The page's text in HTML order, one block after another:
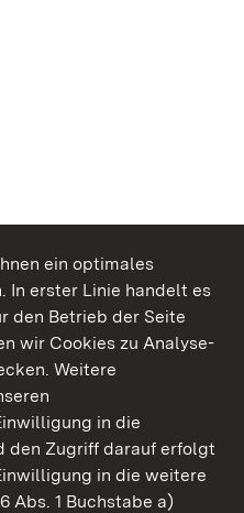
ein optimales
In erster Linie handelt es
den Betrieb der Seite
wir Cookies zu Analyse-
Weitere
in die
den Zugriff darauf erfolgt
in die weitere
Abs. 1 Buchstabe a)
Baden-Württemberg